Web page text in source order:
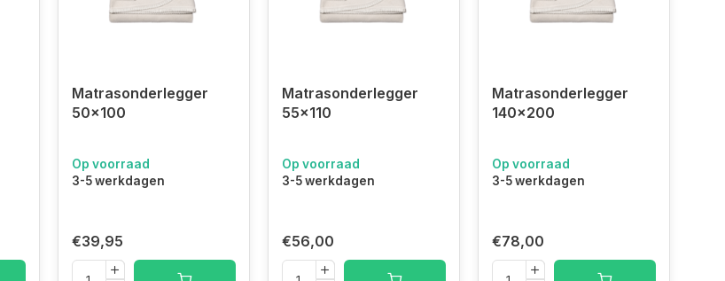
Matrasonderlegger
50x100
Op voorraad
3-5 werkdagen
€39,95
Matrasonderlegger
55x110
Op voorraad
3-5 werkdagen
€56,00
Matrasonderlegger
140x200
Op voorraad
3-5 werkdagen
€78,00